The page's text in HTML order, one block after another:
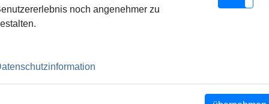
gemeinsamen Verkaufs.|REMS - Überall vor Ort
MASCHINEN UND
ANTRIEB.
noch angenehmer zu